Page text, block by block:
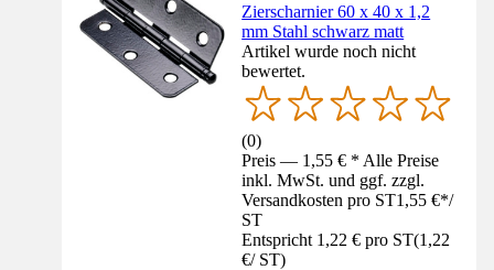
Zierscharnier 60 x 40 x 1,2
mm Stahl schwarz matt
Artikel wurde noch nicht
bewertet.
(0)
Preis — 1,55 € * Alle Preise
inkl. MwSt. und ggf. zzgl.
Versandkosten pro ST1,55 €*/
ST
Entspricht 1,22 € pro ST(1,22
€/ ST)